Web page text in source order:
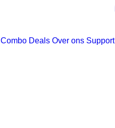
Combo Deals Over ons Support